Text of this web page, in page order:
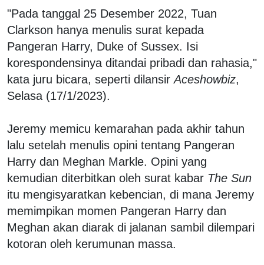
"Pada tanggal 25 Desember 2022, Tuan
Clarkson hanya menulis surat kepada
Pangeran Harry, Duke of Sussex. Isi
korespondensinya ditandai pribadi dan rahasia,"
kata juru bicara, seperti dilansirAceshowbiz,
Selasa (17/1/2023).
Jeremy memicu kemarahan pada akhir tahun
lalu setelah menulis opini tentang Pangeran
Harry dan Meghan Markle. Opini yang
kemudian diterbitkan oleh surat kabar The Sun
itu mengisyaratkan kebencian, di mana Jeremy
memimpikan momen Pangeran Harry dan
Meghan akan diarak di jalanan sambil dilempari
kotoran oleh kerumunan massa.